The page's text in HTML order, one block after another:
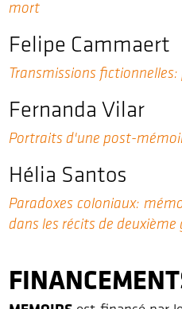
mort
Felipe Cammaert
Transmissions
Fernanda Vilar
Portraits d'une post-
Hélia Santos
Paradoxes coloniaux:
dans les récits de